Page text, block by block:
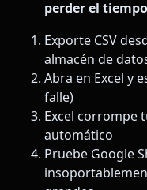
perder el
Exporte CSV
almacén de
Abra en Excel y
falle)
Excel corrompe
automático
Pruebe Google